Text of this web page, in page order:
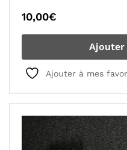
10,00€
Ajouter
Ajouter à mes